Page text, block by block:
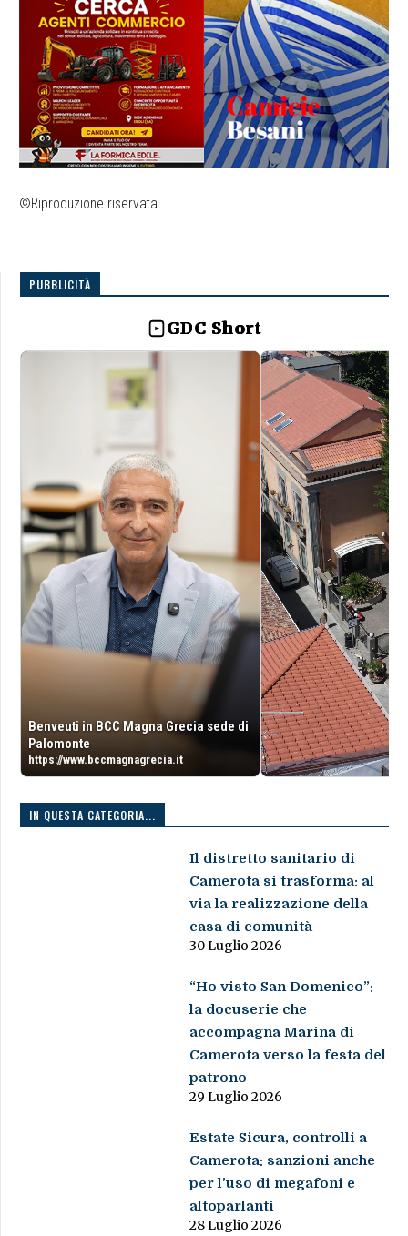
©Riproduzione riservata
PUBBLICITÀ
GDC Short
Benveuti in BCC Magna Grecia sede di
Palomonte
https://www.bccmagnagrecia.it
IN QUESTA CATEGORIA...
Il distretto sanitario di
Camerota si trasforma: al
via la realizzazione della
casa di comunità
30 Luglio 2026
“Ho visto San Domenico”:
la docuserie che
accompagna Marina di
Camerota verso la festa del
patrono
29 Luglio 2026
Estate Sicura, controlli a
Camerota: sanzioni anche
per l’uso di megafoni e
altoparlanti
28 Luglio 2026